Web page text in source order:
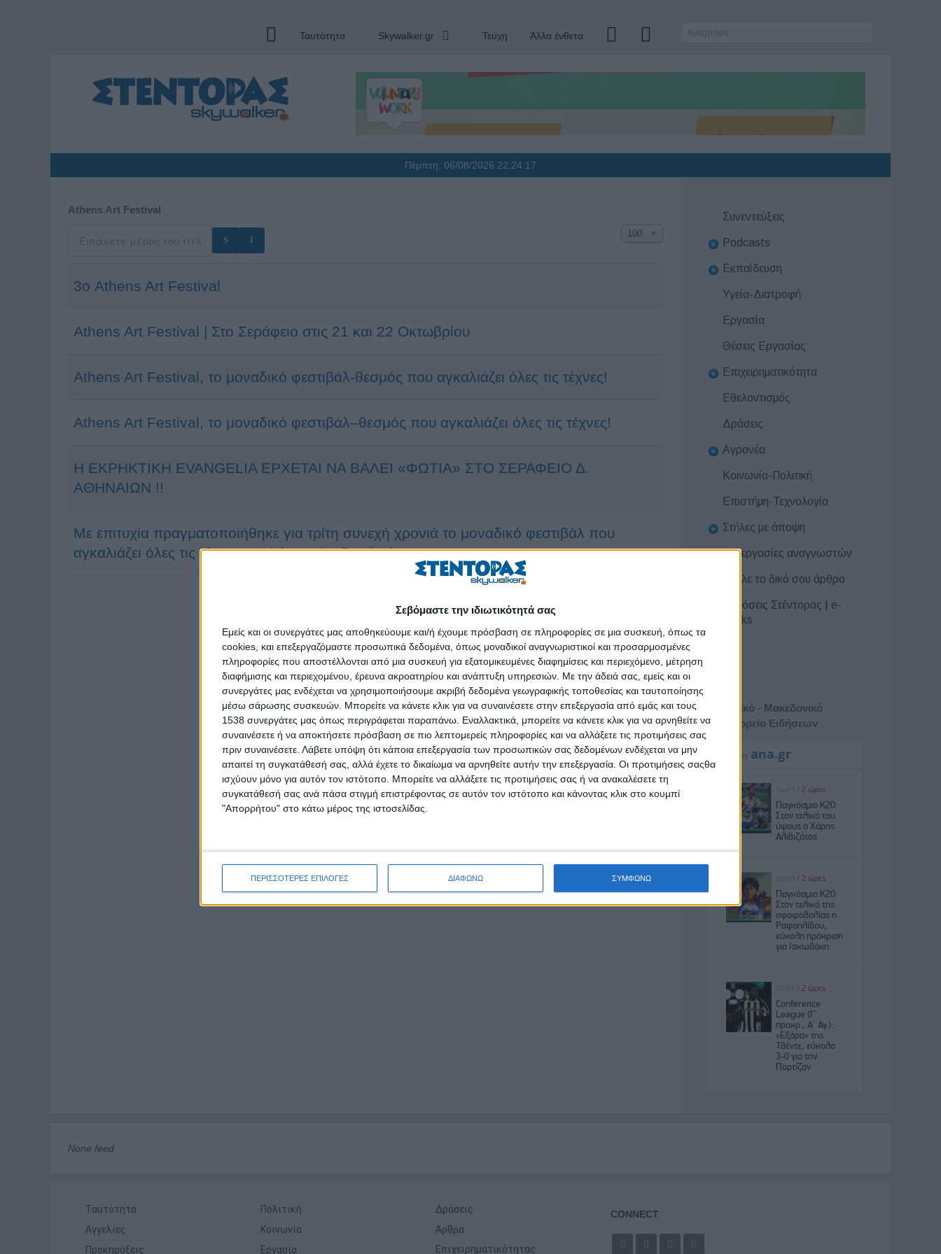
Σεβόμαστε την ιδιωτικότητά σας
Εμείς και οι συνεργάτες μας αποθηκεύουμε και/ή έχουμε πρόσβαση σε πληροφορίες σε μια συσκευή, όπως τα
cookies, και επεξεργαζόμαστε προσωπικά δεδομένα, όπως μοναδικοί αναγνωριστικοί και προσαρμοσμένες
πληροφορίες που αποστέλλονται από μια συσκευή για εξατομικευμένες διαφημίσεις και περιεχόμενο, μέτρηση
διαφήμισης και περιεχομένου, έρευνα ακροατηρίου και ανάπτυξη υπηρεσιών. Με την άδειά σας, εμείς και οι
συνεργάτες μας ενδέχεται να χρησιμοποιήσουμε ακριβή δεδομένα γεωγραφικής τοποθεσίας και ταυτοποίησης
μέσω σάρωσης συσκευών. Μπορείτε να κάνετε κλικ για να συναινέσετε στην επεξεργασία από εμάς και τους
1538 συνεργάτες μας όπως περιγράφεται παραπάνω. Εναλλακτικά, μπορείτε να κάνετε κλικ για να αρνηθείτε να
συναινέσετε ή να αποκτήσετε πρόσβαση σε πιο λεπτομερείς πληροφορίες και να αλλάξετε τις προτιμήσεις σας
πριν συναινέσετε. Λάβετε υπόψη ότι κάποια επεξεργασία των προσωπικών σας δεδομένων ενδέχεται να μην
απαιτεί τη συγκατάθεσή σας, αλλά έχετε το δικαίωμα να αρνηθείτε αυτήν την επεξεργασία. Οι προτιμήσεις σαςθα
ισχύουν μόνο για αυτόν τον ιστότοπο. Μπορείτε να αλλάξετε τις προτιμήσεις σας ή να ανακαλέσετε τη
συγκατάθεσή σας ανά πάσα στιγμή επιστρέφοντας σε αυτόν τον ιστότοπο και κάνοντας κλικ στο κουμπί
"Απορρήτου" στο κάτω μέρος της ιστοσελίδας.
ΠΕΡΙΣΣΟΤΕΡΕΣ ΕΠΙΛΟΓΕΣ ΔΙΑΦΩΝΩ ΣΥΜΦΩΝΩ
Ταυτότητα Skywalker.gr Τεύχη Άλλα ένθετα
Πέμπτη, 06/08/2026 22:24:17
Athens Art Festival
100
3ο Athens Art Festival
Athens Art Festival | Στο Σεράφειο στις 21 και 22 Οκτωβρίου
Athens Art Festival, το μοναδικό φεστιβάλ-θεσμός που αγκαλιάζει όλες τις τέχνες!
Athens Art Festival, το μοναδικό φεστιβάλ–θεσμός που αγκαλιάζει όλες τις τέχνες!
Η ΕΚΡΗΚΤΙΚΗ EVANGELIA ΕΡΧΕΤΑΙ ΝΑ ΒΑΛΕΙ «ΦΩΤΙΑ» ΣΤΟ ΣΕΡΑΦΕΙΟ Δ.
ΑΘΗΝΑΙΩΝ !!
Με επιτυχία πραγματοποιήθηκε για τρίτη συνεχή χρονιά το μοναδικό φεστιβάλ που
αγκαλιάζει όλες τις τέχνες, το Athens Art Festival
Συνεντεύξεις
Podcasts
Εκπαίδευση
Υγεία-Διατροφή
Εργασία
Θέσεις Εργασίας
Επιχειρηματικότητα
Εθελοντισμός
Δράσεις
Αγρονέα
Κοινωνία-Πολιτική
Επιστήμη-Τεχνολογία
Στήλες με άποψη
Συνεργασίες αναγνωστών
Στείλε το δικό σου άρθρο
Εκδόσεις Στέντορας | e-
books
Αθηναϊκό - Μακεδονικό
Πρακτορείο Ειδήσεων
None feed
Ταυτότητα
Αγγελίες
Προκηρύξεις
Πολιτική
Κοινωνία
Εργασία
Δράσεις
Άρθρα
Επιχειρηματικότητας
CONNECT